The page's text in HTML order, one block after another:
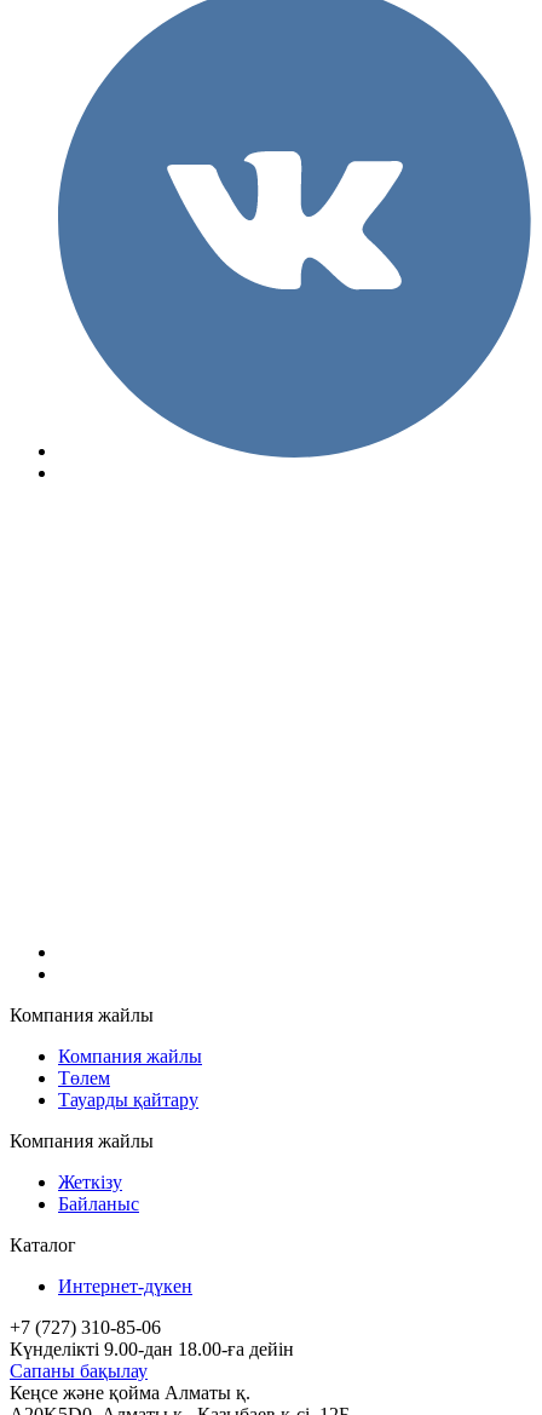
Компания жайлы
Компания жайлы
Төлем
Тауарды қайтару
Компания жайлы
Жеткізу
Байланыс
Каталог
Интернет-дүкен
+7 (727) 310-85-06
Күнделікті 9.00-дан 18.00-ға дейін
Сапаны бақылау
Кеңсе және қойма Алматы қ.